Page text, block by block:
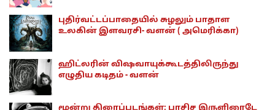
புதிர்வட்டப்பாதையில் சுழலும் பாதாள
உலகின் இளவரசி- வளன் ( அமெரிக்கா)
ஹிட்லரின் விஷவாயுக்கூடத்திலிருந்து
எழுதிய கடிதம் - வளன்